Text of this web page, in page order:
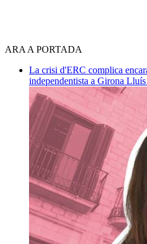
ARA A PORTADA
La crisi d'ERC complica
independentista a Girona